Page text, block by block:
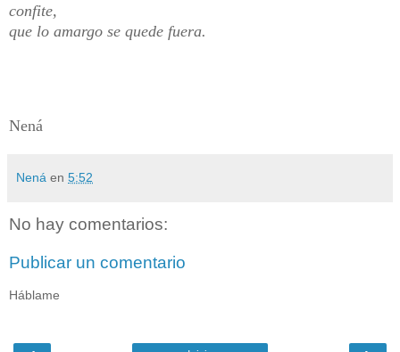
confite,
que lo amargo se quede fuera.
Nená
Nená en 5:52
No hay comentarios:
Publicar un comentario
Háblame